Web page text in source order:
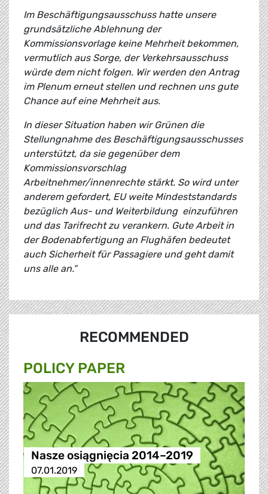
Im Beschäftigungsausschuss hatte unsere
grundsätzliche Ablehnung der
Kommissionsvorlage keine Mehrheit bekommen,
vermutlich aus Sorge, der Verkehrsausschuss
würde dem nicht folgen. Wir werden den Antrag
im Plenum erneut stellen und rechnen uns gute
Chance auf eine Mehrheit aus.
In dieser Situation haben wir Grünen die
Stellungnahme des Beschäftigungsausschusses
unterstützt, da sie gegenüber dem
Kommissionsvorschlag
Arbeitnehmer/innenrechte stärkt. So wird unter
anderem gefordert, EU weite Mindeststandards
bezüglich Aus- und Weiterbildung einzuführen
und das Tarifrecht zu verankern. Gute Arbeit in
der Bodenabfertigung an Flughäfen bedeutet
auch Sicherheit für Passagiere und geht damit
uns alle an.“
RECOMMENDED
POLICY PAPER
Nasze osiągnięcia 2014–2019
07.01.2019